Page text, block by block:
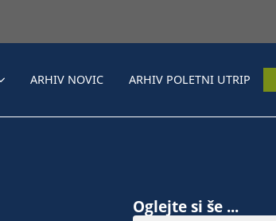
ARHIV NOVIC ARHIV POLETNI UTRIP
Oglejte si še ...